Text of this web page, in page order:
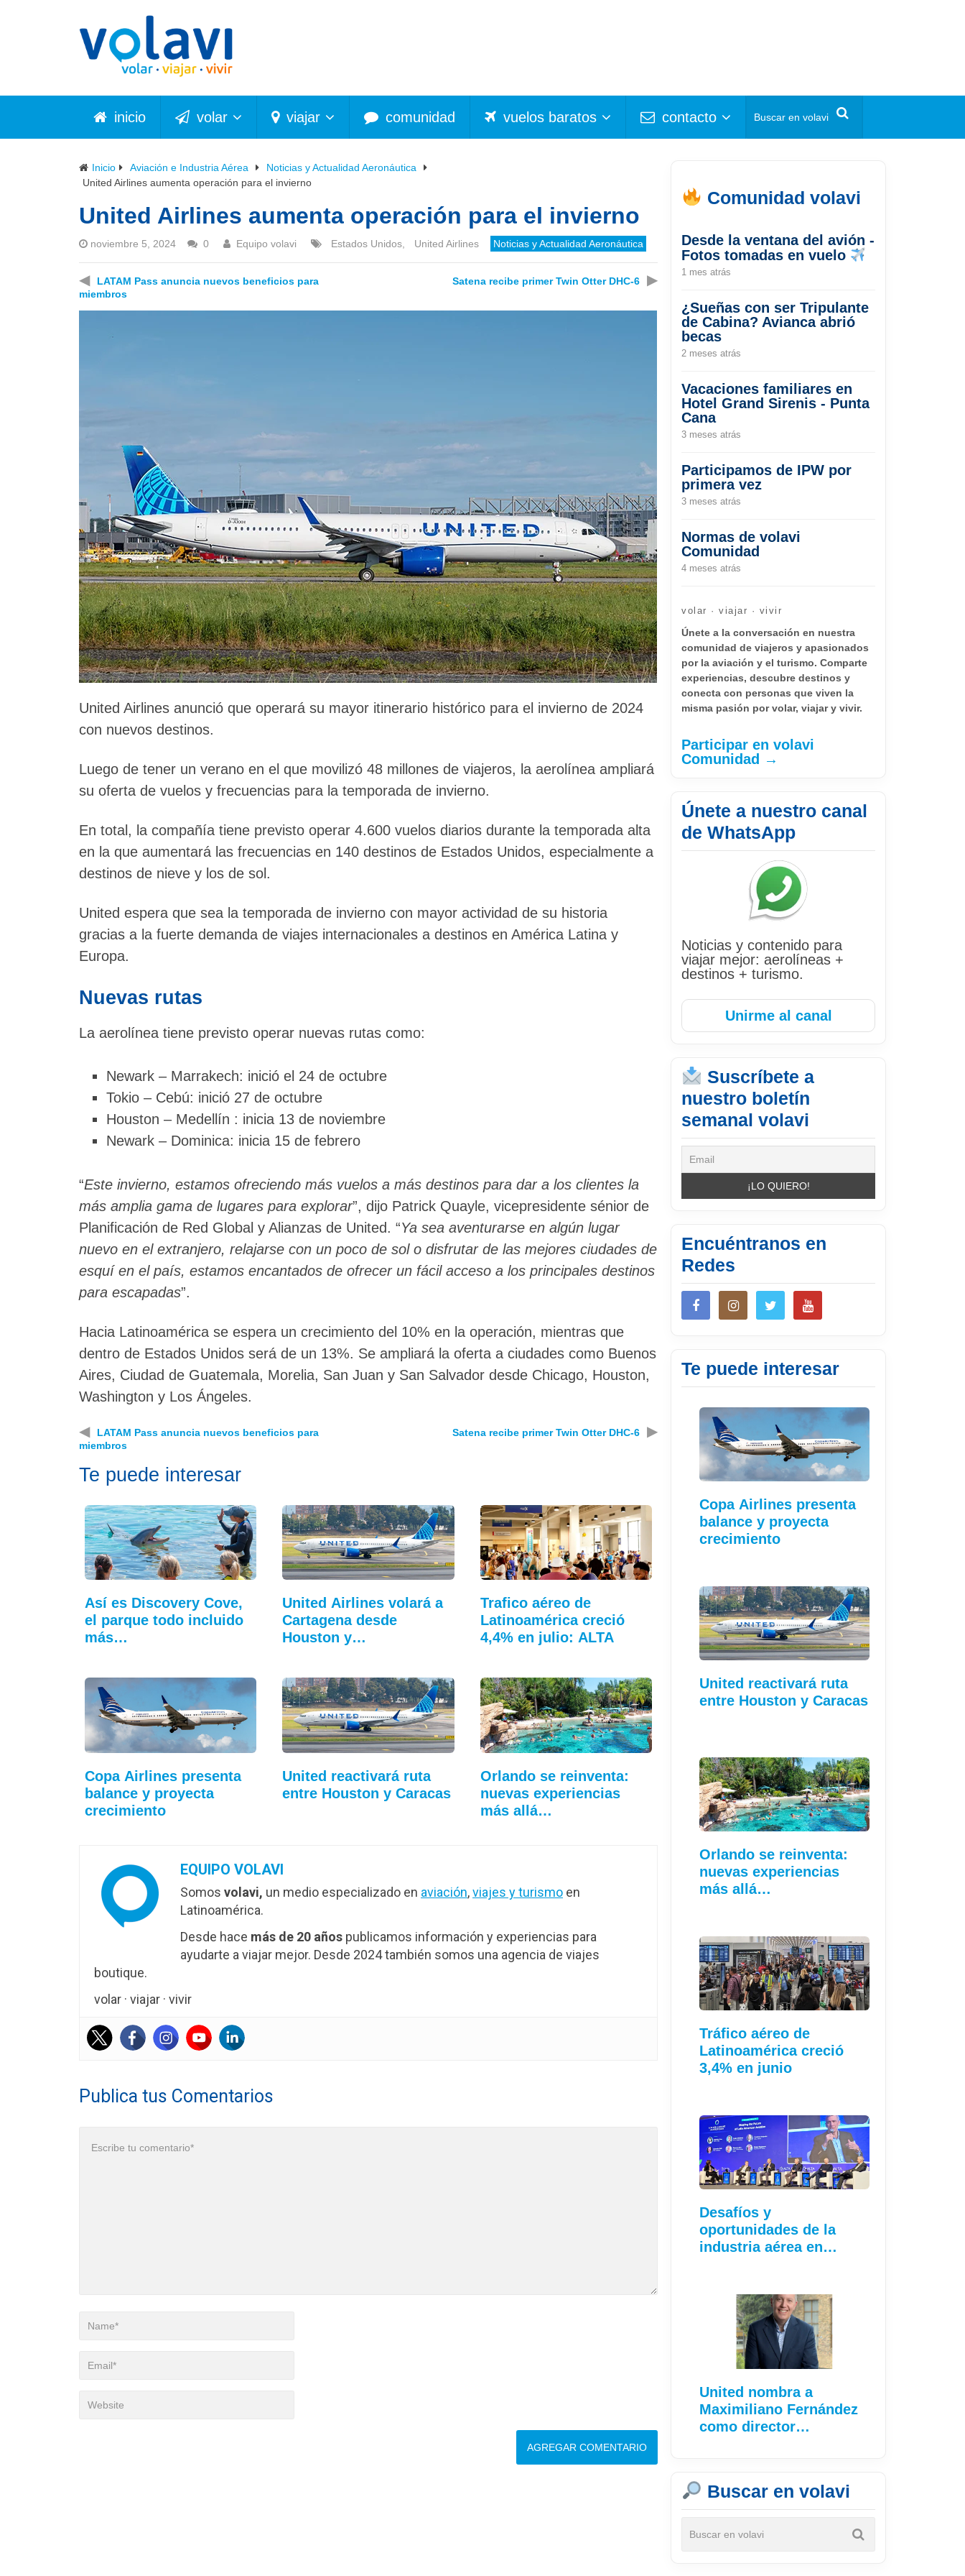
inicio volar viajar comunidad vuelos baratos contacto
Inicio Aviación e Industria Aérea
Noticias y Actualidad Aeronáutica
United Airlines aumenta operación para el invierno
United Airlines aumenta operación para el invierno
noviembre 5, 2024 0 Equipo volavi Estados Unidos United Airlines Noticias y Actualidad Aeronáutica
◀
LATAM Pass anuncia nuevos beneficios para
miembros
Satena recibe primer Twin Otter DHC-6 ▶
United Airlines anunció que operará su mayor itinerario histórico para el invierno de 2024
con nuevos destinos.
Luego de tener un verano en el que movilizó 48 millones de viajeros, la aerolínea ampliará
su oferta de vuelos y frecuencias para la temporada de invierno.
En total, la compañía tiene previsto operar 4.600 vuelos diarios durante la temporada alta
en la que aumentará las frecuencias en 140 destinos de Estados Unidos, especialmente a
destinos de nieve y los de sol.
United espera que sea la temporada de invierno con mayor actividad de su historia
gracias a la fuerte demanda de viajes internacionales a destinos en América Latina y
Europa.
Nuevas rutas
La aerolínea tiene previsto operar nuevas rutas como:
Newark – Marrakech: inició el 24 de octubre
Tokio – Cebú: inició 27 de octubre
Houston – Medellín : inicia 13 de noviembre
Newark – Dominica: inicia 15 de febrero
“Este invierno, estamos ofreciendo más vuelos a más destinos para dar a los clientes la
más amplia gama de lugares para explorar”, dijo Patrick Quayle, vicepresidente sénior de
Planificación de Red Global y Alianzas de United. “Ya sea aventurarse en algún lugar
nuevo en el extranjero, relajarse con un poco de sol o disfrutar de las mejores ciudades de
esquí en el país, estamos encantados de ofrecer un fácil acceso a los principales destinos
para escapadas”.
Hacia Latinoamérica se espera un crecimiento del 10% en la operación, mientras que
dentro de Estados Unidos será de un 13%. Se ampliará la oferta a ciudades como Buenos
Aires, Ciudad de Guatemala, Morelia, San Juan y San Salvador desde Chicago, Houston,
Washington y Los Ángeles.
◀
LATAM Pass anuncia nuevos beneficios para
miembros
Satena recibe primer Twin Otter DHC-6 ▶
Te puede interesar
Así es Discovery Cove,
el parque todo incluido
más…
United Airlines volará a
Cartagena desde
Houston y…
Trafico aéreo de
Latinoamérica creció
4,4% en julio: ALTA
Copa Airlines presenta
balance y proyecta
crecimiento
United reactivará ruta
entre Houston y Caracas
Orlando se reinventa:
nuevas experiencias
más allá…
EQUIPO VOLAVI
Somos volavi, un medio especializado en aviación,viajes y turismo en
Latinoamérica.
Desde hace más de 20 años publicamos información y experiencias para
ayudarte a viajar mejor. Desde 2024 también somos una agencia de viajes
boutique.
volar · viajar · vivir
Publica tus Comentarios
Comunidad volavi
Desde la ventana del avión -
Fotos tomadas en vuelo
1 mes atrás
¿Sueñas con ser Tripulante
de Cabina? Avianca abrió
becas
2 meses atrás
Vacaciones familiares en
Hotel Grand Sirenis - Punta
Cana
3 meses atrás
Participamos de IPW por
primera vez
3 meses atrás
Normas de volavi
Comunidad
4 meses atrás
volar · viajar · vivir
Únete a la conversación en nuestra
comunidad de viajeros y apasionados
por la aviación y el turismo. Comparte
experiencias, descubre destinos y
conecta con personas que viven la
misma pasión por volar, viajar y vivir.
Participar en volavi
Comunidad →
Únete a nuestro canal
de WhatsApp
Noticias y contenido para
viajar mejor: aerolíneas +
destinos + turismo.
Unirme al canal
Suscríbete a
nuestro boletín
semanal volavi
Encuéntranos en
Redes
Te puede interesar
Copa Airlines presenta
balance y proyecta
crecimiento
United reactivará ruta
entre Houston y Caracas
Orlando se reinventa:
nuevas experiencias
más allá…
Tráfico aéreo de
Latinoamérica creció
3,4% en junio
Desafíos y
oportunidades de la
industria aérea en…
United nombra a
Maximiliano Fernández
como director…
Buscar en volavi